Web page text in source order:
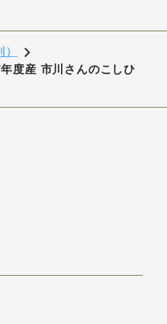
度産 市川さんのこしひ